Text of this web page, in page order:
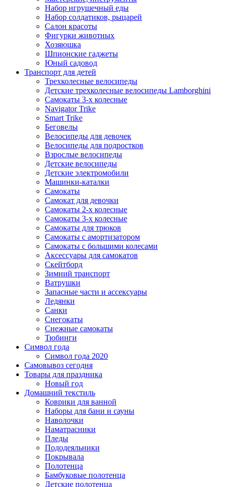
Набор игрушечный еды
Набор солдатиков, рыцарей
Салон красоты
Фигурки животных
Хозяюшка
Шпионские гаджеты
Юный садовод
Транспорт для детей
Трехколесные велосипеды
Детские трехколесные велосипеды Lamborghini
Самокаты 3-х колесные
Navigator Trike
Smart Trike
Беговелы
Велосипеды для девочек
Велосипеды для подростков
Взрослые велосипеды
Детские велосипеды
Детские электромобили
Машинки-каталки
Самокаты
Самокат для девочки
Самокаты 2-х колесные
Самокаты 3-х колесные
Самокаты для трюков
Самокаты с амортизатором
Самокаты с большими колесами
Аксессуары для самокатов
Скейтборд
Зимний транспорт
Ватрушки
Запасные части и ассексуары
Ледянки
Санки
Снегокаты
Снежные самокаты
Тюбинги
Символ года
Символ года 2020
Самовывоз сегодня
Товары для праздника
Новый год
Домашний текстиль
Коврики для ванной
Наборы для бани и сауны
Наволочки
Наматрасники
Пледы
Пододеяльники
Покрывала
Полотенца
Бамбуковые полотенца
Детские полотенца